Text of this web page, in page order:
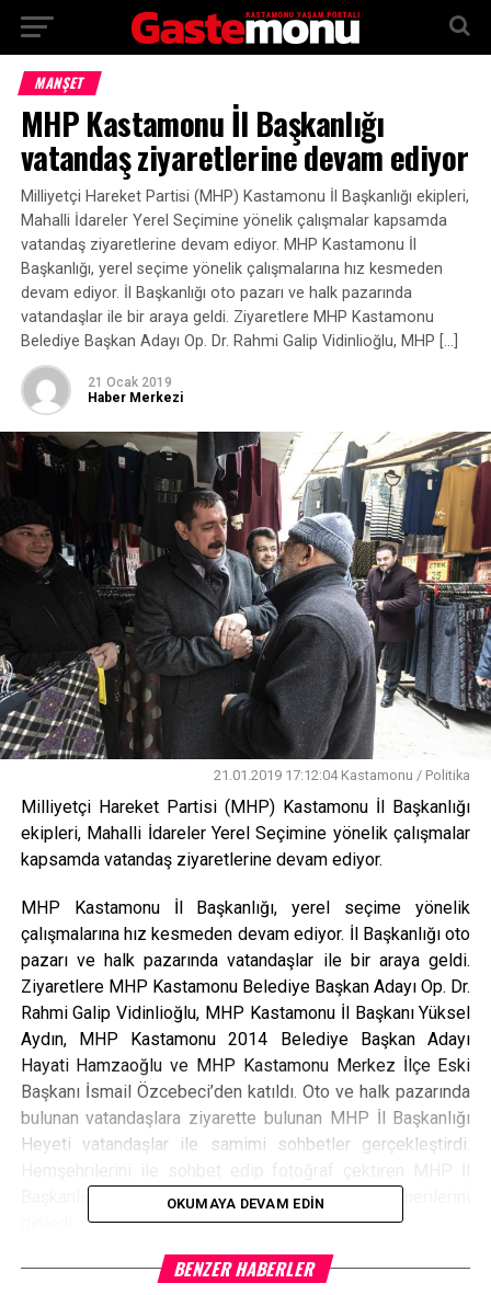
MANŞET
MHP Kastamonu İl Başkanlığı
vatandaş ziyaretlerine devam ediyor
Milliyetçi Hareket Partisi (MHP) Kastamonu İl Başkanlığı ekipleri,
Mahalli İdareler Yerel Seçimine yönelik çalışmalar kapsamda
vatandaş ziyaretlerine devam ediyor. MHP Kastamonu İl
Başkanlığı, yerel seçime yönelik çalışmalarına hız kesmeden
devam ediyor. İl Başkanlığı oto pazarı ve halk pazarında
vatandaşlar ile bir araya geldi. Ziyaretlere MHP Kastamonu
Belediye Başkan Adayı Op. Dr. Rahmi Galip Vidinlioğlu, MHP […]
21 Ocak 2019
Haber Merkezi
21.01.2019 17:12:04 Kastamonu / Politika
Milliyetçi Hareket Partisi (MHP) Kastamonu İl Başkanlığı
ekipleri, Mahalli İdareler Yerel Seçimine yönelik çalışmalar
kapsamda vatandaş ziyaretlerine devam ediyor.
MHP Kastamonu İl Başkanlığı, yerel seçime yönelik
çalışmalarına hız kesmeden devam ediyor. İl Başkanlığı oto
pazarı ve halk pazarında vatandaşlar ile bir araya geldi.
Ziyaretlere MHP Kastamonu Belediye Başkan Adayı Op. Dr.
Rahmi Galip Vidinlioğlu, MHP Kastamonu İl Başkanı Yüksel
Aydın, MHP Kastamonu 2014 Belediye Başkan Adayı
Hayati Hamzaoğlu ve MHP Kastamonu Merkez İlçe Eski
Başkanı İsmail Özcebeci’den katıldı. Oto ve halk pazarında
bulunan vatandaşlara ziyarette bulunan MHP İl Başkanlığı
Heyeti vatandaşlar ile samimi sohbetler gerçekleştirdi.
Başkanlığı Heyeti, hemşehrilerinin istek ve önerilerini
OKUMAYA DEVAM EDIN
BENZER HABERLER